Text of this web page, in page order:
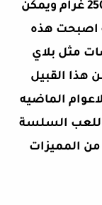
من خلال هاتفك الذي لا يتعدى وزنه 250 غرام ويمكن
اصبحت هذه
مثل بلاي
القبيل
الماضيه
اللعب السلسة
المميزات